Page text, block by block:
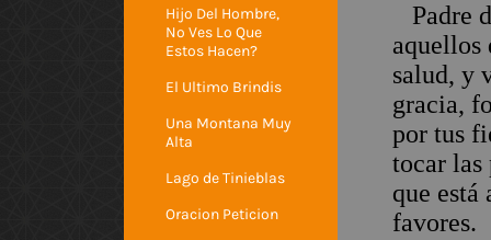
Hijo Del Hombre,
No Ves Lo Que
Estos Hacen?
El Ultimo Brindis
Una Montana Muy
Alta
Lago de Tinieblas
Oracion Peticion
Padre
aquellos
salud, y
gracia,
por tus
tocar las
que
favores.